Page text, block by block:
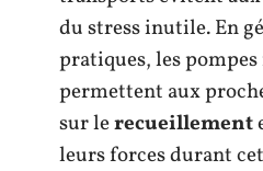
du stress inutile. En
pratiques, les
permettent aux
sur lerecueillement
leurs forces durant